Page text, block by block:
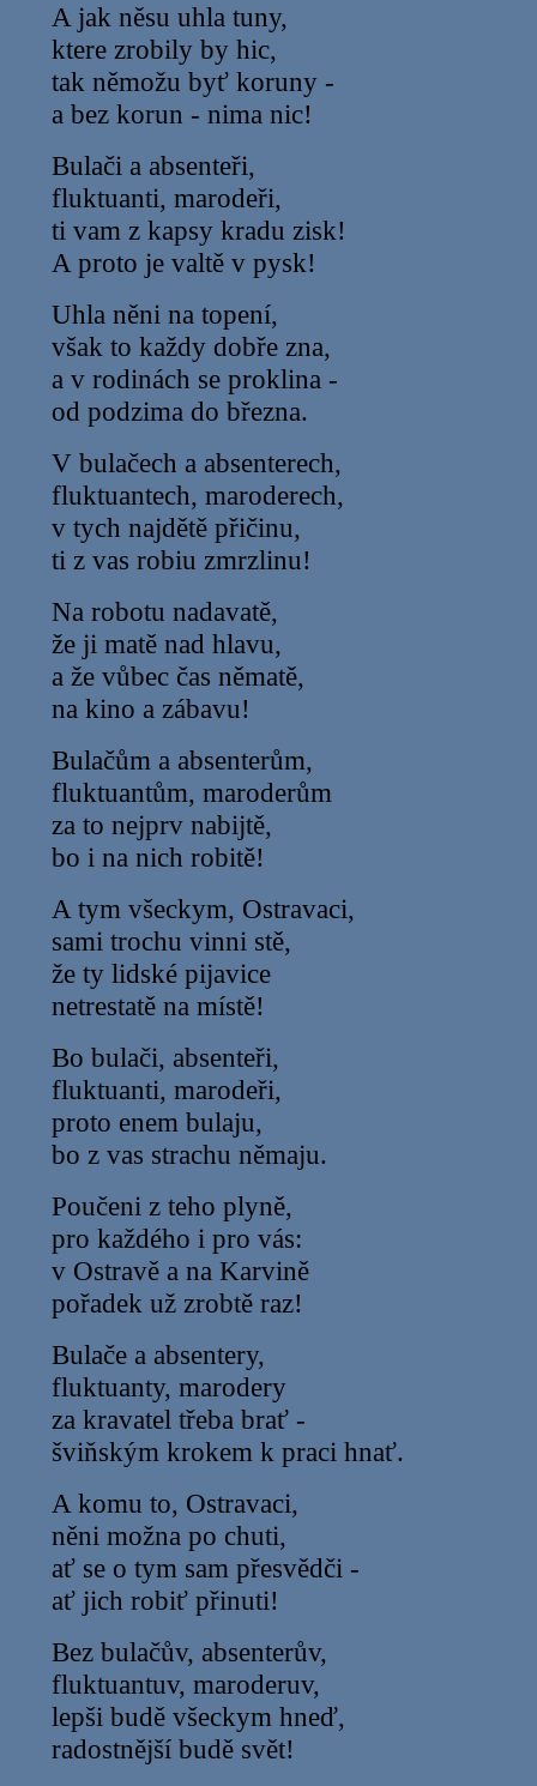
A jak něsu uhla tuny,
ktere zrobily by hic,
tak němožu byť koruny -
a bez korun - nima nic!
Bulači a absenteři,
fluktuanti, marodeři,
ti vam z kapsy kradu zisk!
A proto je valtě v pysk!
Uhla něni na topení,
však to každy dobře zna,
a v rodinách se proklina -
od podzima do března.
V bulačech a absenterech,
fluktuantech, maroderech,
v tych najdětě přičinu,
ti z vas robiu zmrzlinu!
Na robotu nadavatě,
že ji matě nad hlavu,
a že vůbec čas němatě,
na kino a zábavu!
Bulačům a absenterům,
fluktuantům, maroderům
za to nejprv nabijtě,
bo i na nich robitě!
A tym všeckym, Ostravaci,
sami trochu vinni stě,
že ty lidské pijavice
netrestatě na místě!
Bo bulači, absenteři,
fluktuanti, marodeři,
proto enem bulaju,
bo z vas strachu němaju.
Poučeni z teho plyně,
pro každého i pro vás:
v Ostravě a na Karvině
pořadek už zrobtě raz!
Bulače a absentery,
fluktuanty, marodery
za kravatel třeba brať -
šviňským krokem k praci hnať.
A komu to, Ostravaci,
něni možna po chuti,
ať se o tym sam přesvědči -
ať jich robiť přinuti!
Bez bulačův, absenterův,
fluktuantuv, maroderuv,
lepši budě všeckym hneď,
radostnější budě svět!